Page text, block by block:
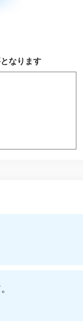
なります